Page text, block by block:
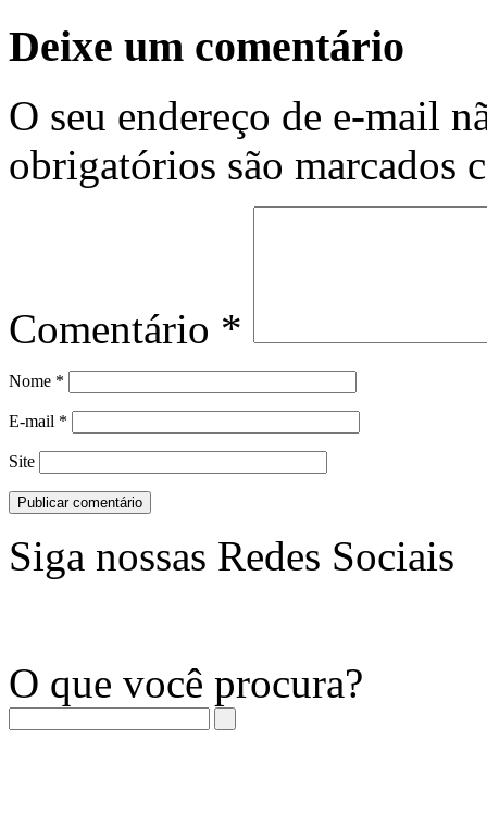
Deixe um comentário
O seu endereço de e-mail
obrigatórios são marcados
Comentário *
Nome *
E-mail *
Site
Siga nossas Redes Sociais
O que você procura?